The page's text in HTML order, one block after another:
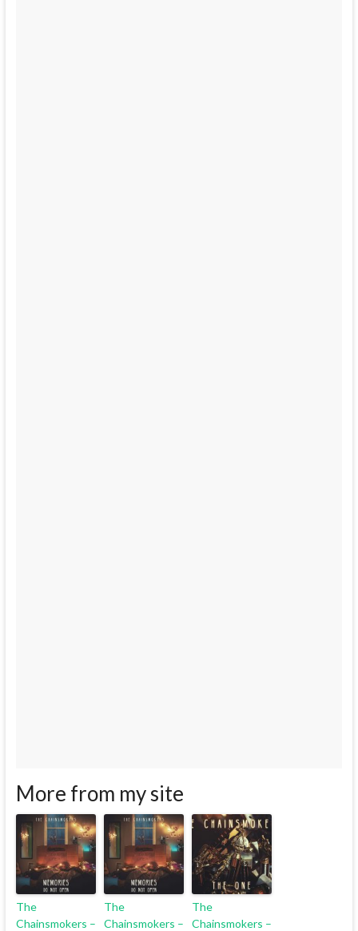
More from my site
The
Chainsmokers –
The
Chainsmokers –
The
Chainsmokers –